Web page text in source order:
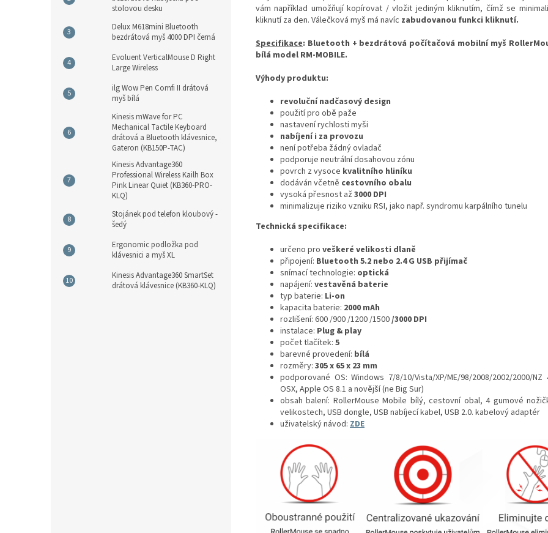
stolovou desku
Delux M618mini Bluetooth
bezdrátová myš 4000 DPI černá
Evoluent VerticalMouse D Right
Large Wireless
ilg Wow Pen Comfi II drátová
myš bílá
Kinesis mWave for PC
Mechanical Tactile Keyboard
drátová a Bluetooth klávesnice,
Gateron (KB150P-TAC)
Kinesis Advantage360
Professional Wireless Kailh Box
Pink Linear Quiet (KB360-PRO-
KLQ)
Stojánek pod telefon kloubový -
šedý
Ergonomic podložka pod
klávesnici a myš XL
Kinesis Advantage360 SmartSet
drátová klávesnice (KB360-KLQ)
vám například umožňují kopírovat / vložit jediným kliknutím, čímž se
kliknutí za den. Válečková myš má navíc zabudovanou funkci kliknutí.
Specifikace: Bluetooth + bezdrátová počítačová mobilní myš
bílá model RM-MOBILE.
Výhody produktu:
revoluční nadčasový design
použití pro obě paže
nastavení rychlosti myši
nabíjení i za provozu
není potřeba žádný ovladač
podporuje neutrální dosahovou zónu
povrch z vysoce kvalitního hliníku
dodáván včetně cestovního obalu
vysoká přesnost až 3000 DPI
minimalizuje riziko vzniku RSI, jako např. syndromu karpálního tunelu
Technická specifikace:
určeno pro veškeré velikosti dlaně
připojení: Bluetooth 5.2 nebo 2.4 G USB přijímač
snímací technologie: optická
napájení: vestavěná baterie
typ baterie: Li-on
kapacita baterie: 2000 mAh
rozlišení: 600 /900 /1200 /1500/3000 DPI
instalace: Plug & play
počet tlačítek: 5
barevné provedení: bílá
rozměry: 305 x 65 x 23 mm
podporované OS: Windows 7/8/10/Vista/XP/ME/98/2008/2002/2000/
OSX, Apple OS 8.1 a novější (ne Big Sur)
obsah balení: RollerMouse Mobile bílý, cestovní obal, 4 gumové
velikostech, USB dongle, USB nabíjecí kabel, USB 2.0. kabelový adaptér
uživatelský návod: ZDE